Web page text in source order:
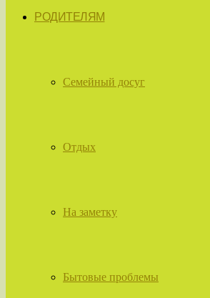
РОДИТЕЛЯМ
Семейный досуг
Отдых
На заметку
Бытовые проблемы